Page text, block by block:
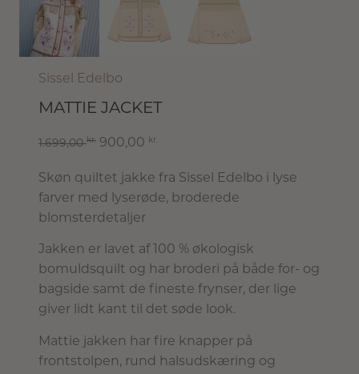
Sissel Edelbo
MATTIE JACKET
1.699,00kr. 900,00 kr.
Skøn quiltet jakke fra Sissel Edelbo i lyse
farver med lyserøde, broderede
blomsterdetaljer
Jakken er lavet af 100 % økologisk
bomuldsquilt og har broderi på både for- og
bagside samt de fineste frynser, der lige
giver lidt kant til det søde look.
Mattie jakken har fire knapper på
frontstolpen, rund halsudskæring og